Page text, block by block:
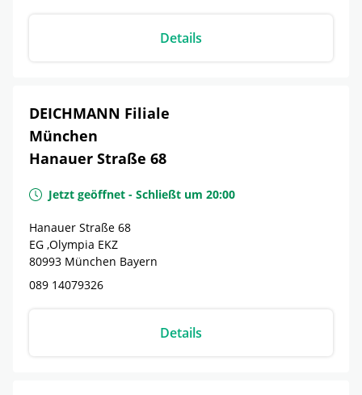
Details
DEICHMANN Filiale
München
Hanauer Straße 68
Jetzt geöffnet - Schließt um 20:00
Hanauer Straße 68
EG ,Olympia EKZ
80993 München Bayern
089 14079326
Details